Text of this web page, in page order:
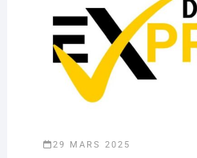
29 MARS 2025